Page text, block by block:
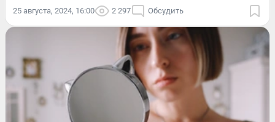
25 августа, 2024, 16:00 2 297 Обсудить